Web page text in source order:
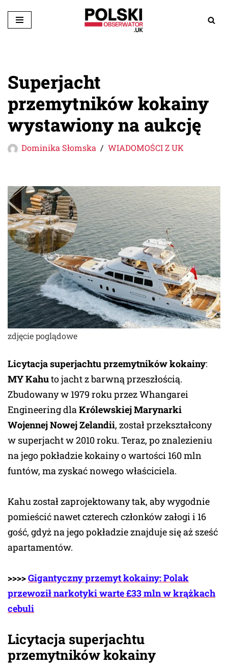
Przejdź
Superjacht
przemytników kokainy
wystawiony na aukcję
Dominika Słomska WIADOMOŚCI Z UK
zdjęcie poglądowe
Licytacja superjachtu przemytników kokainy:
MY Kahuto jacht z barwną przeszłością.
Zbudowany w 1979 roku przez Whangarei
Engineering dla Królewskiej Marynarki
Wojennej Nowej Zelandii, został przekształcony
w superjacht w 2010 roku. Teraz, po znalezieniu
na jego pokładzie kokainy o wartości 160 mln
funtów, ma zyskać nowego właściciela.
Kahu został zaprojektowany tak, aby wygodnie
pomieścić nawet czterech członków załogi i 16
gość, gdyż na jego pokładzie znajduje się aż sześć
apartamentów.
>>>>Gigantyczny przemyt kokainy: Polak
przewoził narkotyki warte £33 mln w krążkach
cebuli
Licytacja superjachtu
przemytników kokainy